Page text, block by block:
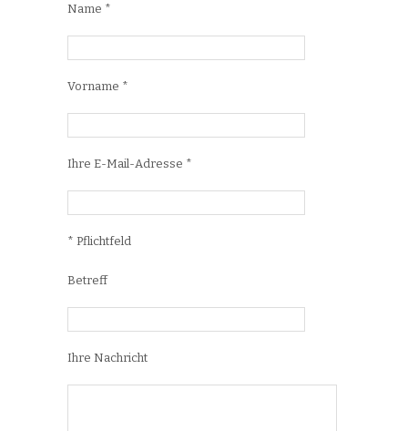
Name *
Vorname *
Ihre E-Mail-Adresse *
* Pflichtfeld
Betreff
Ihre Nachricht